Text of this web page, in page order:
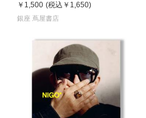
￥1,500 (税込 ￥1,650)
銀座 蔦屋書店